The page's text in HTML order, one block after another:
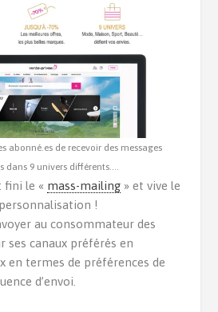
abonné.es de recevoir des messages
dans 9 univers différents….
fini le « mass-mailing » et vive le
!
au consommateur des
ses canaux préférés en
en termes de préférences de
d’envoi.